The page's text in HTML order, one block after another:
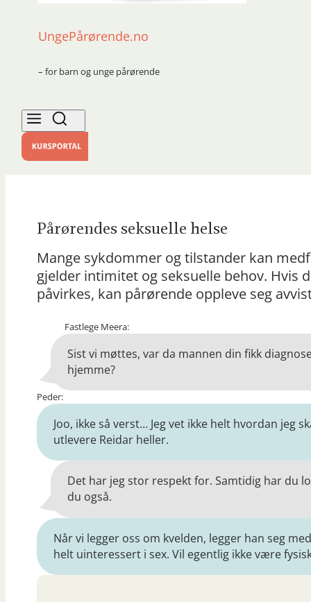
UngePårørende.no
– for barn og unge pårørende
Pårørendes seksuelle helse
Mange sykdommer og tilstander kan
gjelder intimitet og seksuelle behov.
påvirkes, kan pårørende oppleve seg
Fastlege Meera:
Sist vi møttes, var da mannen din fikk
hjemme?
Peder:
Joo, ikke så verst… Jeg vet ikke helt hvordan jeg
utlevere Reidar heller.
Det har jeg stor respekt for. Samtidig har du
du også.
Når vi legger oss om kvelden, legger han seg
helt uinteressert i sex. Vil egentlig ikke være